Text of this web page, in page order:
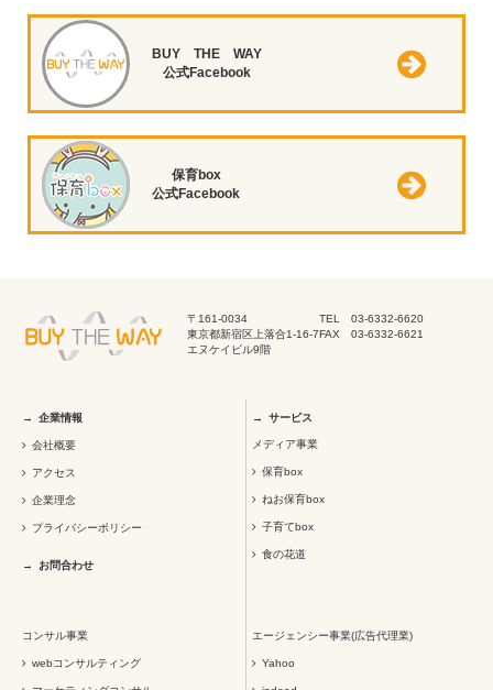
BUY THE WAY
公式Facebook
保育box
公式Facebook
〒161-0034
東京都新宿区上落合1-16-7
エヌケイビル9階
TEL 03-6332-6620
FAX 03-6332-6621
企業情報
会社概要
アクセス
企業理念
プライバシーポリシー
お問合わせ
サービス
メディア事業
保育box
ねお保育box
子育てbox
食の花道
コンサル事業
webコンサルティング
エージェンシー事業(広告代理業)
Yahoo